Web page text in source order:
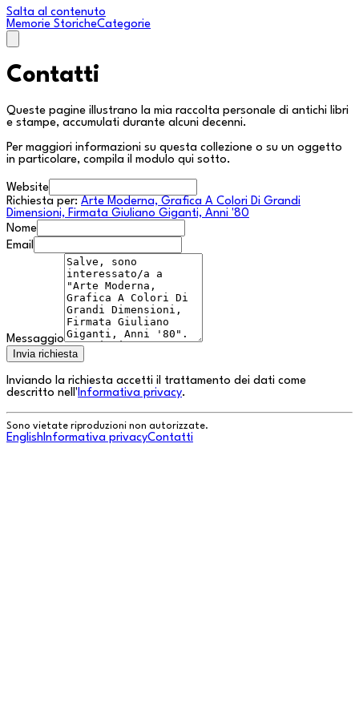
Salta al contenuto
Memorie StoricheCategorie
Contatti
Queste pagine illustrano la mia raccolta personale di antichi libri
e stampe, accumulati durante alcuni decenni.
Per maggiori informazioni su questa collezione o su un oggetto
in particolare, compila il modulo qui sotto.
Website
Richiesta per: Arte Moderna, Grafica A Colori Di Grandi
Dimensioni, Firmata Giuliano Giganti, Anni '80
Nome
Email
Messaggio
Invia richiesta
Inviando la richiesta accetti il trattamento dei dati come
descritto nell' Informativa privacy.
Sono vietate riproduzioni non autorizzate.
English Informativa privacyContatti